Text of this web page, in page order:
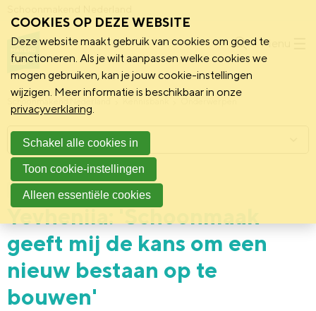
Menu
Schoonmakend Nederland
Vereniging 13 juni 2022
Yevheniia: 'Schoonmaak
geeft mij de kans om een
nieuw bestaan op te
bouwen'
Menu
COOKIES OP DEZE WEBSITE
Deze website maakt gebruik van cookies om goed te
functioneren. Als je wilt aanpassen welke cookies we
mogen gebruiken, kan je jouw cookie-instellingen
wijzigen. Meer informatie is beschikbaar in onze
privacyverklaring.
Schakel alle cookies in
Toon cookie-instellingen
Alleen essentiële cookies